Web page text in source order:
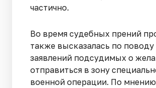
частично.
Во время судебных прений
также высказалась по поводу
заявлений подсудимых о
отправиться в зону
военной операции. По мнению